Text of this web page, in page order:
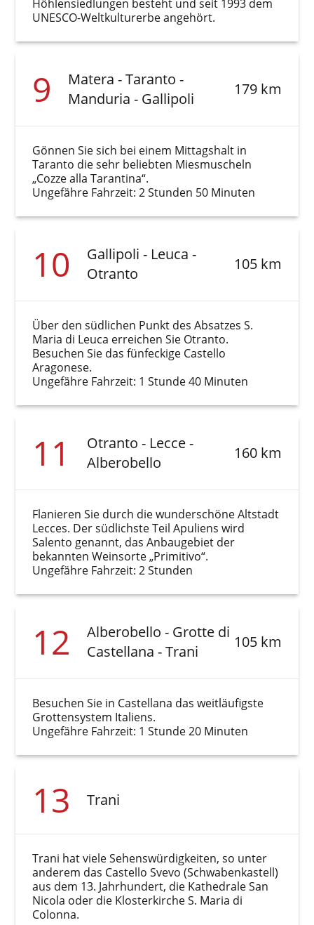
Höhlensiedlungen besteht und seit 1993 dem
UNESCO-Weltkulturerbe angehört.
9
Matera - Taranto -
Manduria - Gallipoli
179 km
Gönnen Sie sich bei einem Mittagshalt in
Taranto die sehr beliebten Miesmuscheln
„Cozze alla Tarantina“.
Ungefähre Fahrzeit: 2 Stunden 50 Minuten
10
Gallipoli - Leuca -
Otranto
105 km
Über den südlichen Punkt des Absatzes S.
Maria di Leuca erreichen Sie Otranto.
Besuchen Sie das fünfeckige Castello
Aragonese.
Ungefähre Fahrzeit: 1 Stunde 40 Minuten
11
Otranto - Lecce -
Alberobello
160 km
Flanieren Sie durch die wunderschöne Altstadt
Lecces. Der südlichste Teil Apuliens wird
Salento genannt, das Anbaugebiet der
bekannten Weinsorte „Primitivo“.
Ungefähre Fahrzeit: 2 Stunden
12
Alberobello - Grotte di
Castellana - Trani
105 km
Besuchen Sie in Castellana das weitläufigste
Grottensystem Italiens.
Ungefähre Fahrzeit: 1 Stunde 20 Minuten
13 Trani
Trani hat viele Sehenswürdigkeiten, so unter
anderem das Castello Svevo (Schwabenkastell)
aus dem 13. Jahrhundert, die Kathedrale San
Nicola oder die Klosterkirche S. Maria di
Colonna.